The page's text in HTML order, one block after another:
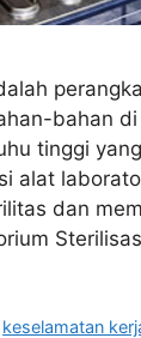
bahan
tinggi
alat
dan
keselamatan